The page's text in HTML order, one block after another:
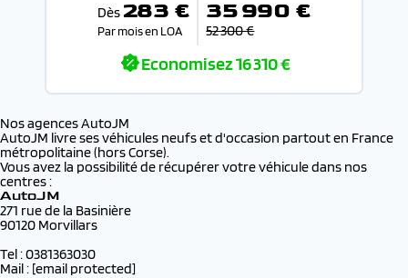
Dès 283 €
Par mois en LOA
35 990 €
52 300 €
Economisez16 310 €
Nos agences AutoJM
AutoJM livre ses véhicules neufs et d'occasion partout en France
métropolitaine (hors Corse).
Vous avez la possibilité de récupérer votre véhicule dans nos
centres :
AutoJM
271 rue de la Basinière
90120 Morvillars
Tel : 0381363030
Mail : [email protected]